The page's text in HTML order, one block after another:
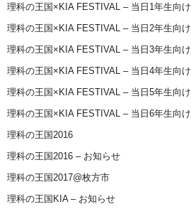
理科の王国×KIA FESTIVAL – 当日1年生向け
理科の王国×KIA FESTIVAL – 当日2年生向け
理科の王国×KIA FESTIVAL – 当日3年生向け
理科の王国×KIA FESTIVAL – 当日4年生向け
理科の王国×KIA FESTIVAL – 当日5年生向け
理科の王国×KIA FESTIVAL – 当日6年生向け
理科の王国2016
理科の王国2016 – お知らせ
理科の王国2017@枚方市
理科の王国KIA – お知らせ